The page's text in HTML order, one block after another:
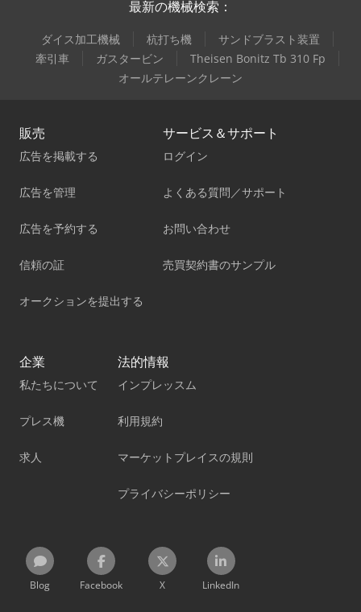
最新の機械検索：
ダイス加工機械 杭打ち機
サンドブラスト装置
牽引車
ガスタービン
Theisen Bonitz Tb 310 Fp
オールテレーンクレーン
販売
広告を掲載する
広告を管理
広告を予約する
信頼の証
オークションを提出する
サービス＆サポート
ログイン
よくある質問／サポート
お問い合わせ
売買契約書のサンプル
企業
私たちについて
プレス機
求人
法的情報
インプレッスム
利用規約
マーケットプレイスの規則
プライバシーポリシー
Blog Facebook X LinkedIn